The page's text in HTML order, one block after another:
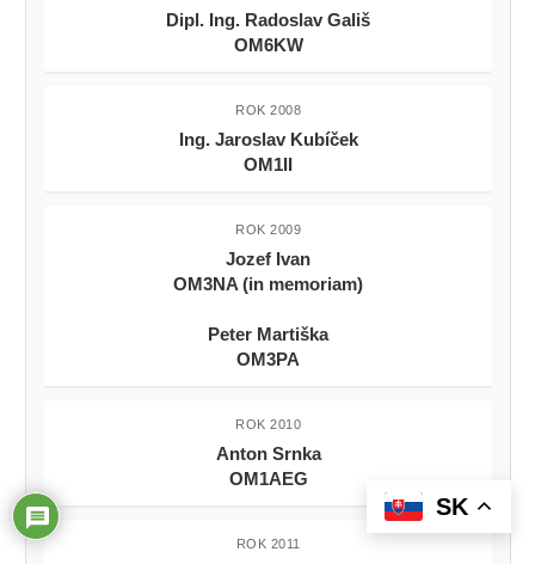
Dipl. Ing. Radoslav Gališ
OM6KW
ROK 2008
Ing. Jaroslav Kubíček
OM1II
ROK 2009
Jozef Ivan
OM3NA (in memoriam)
Peter Martiška
OM3PA
ROK 2010
Anton Srnka
OM1AEG
ROK 2011
SK